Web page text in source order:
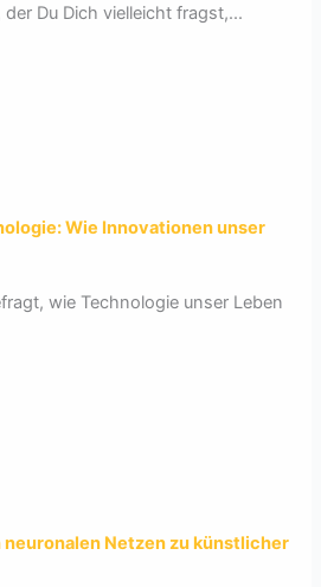
der Du Dich vielleicht fragst,...
Wie Innovationen unser
wie Technologie unser Leben
neuronalen Netzen zu künstlicher